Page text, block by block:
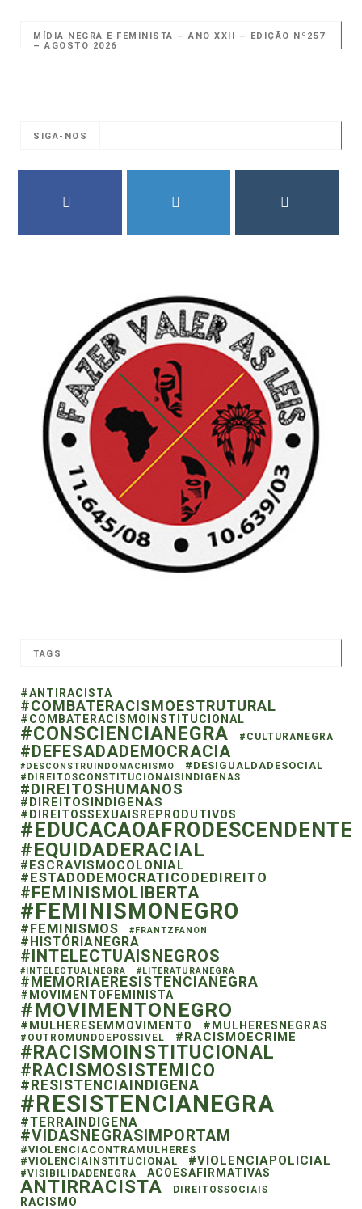
MÍDIA NEGRA E FEMINISTA – ANO XXII – EDIÇÃO Nº257
– AGOSTO 2026
SIGA-NOS
TAGS
#ANTIRACISTA
#COMBATERACISMOESTRUTURAL
#COMBATERACISMOINSTITUCIONAL
#CONSCIENCIANEGRA #CULTURANEGRA
#DEFESADADEMOCRACIA
#DESCONSTRUINDOMACHISMO #DESIGUALDADESOCIAL
#DIREITOSCONSTITUCIONAISINDIGENAS
#DIREITOSHUMANOS
#DIREITOSINDIGENAS
#DIREITOSSEXUAISREPRODUTIVOS
#EDUCACAOAFRODESCENDENTE
#EQUIDADERACIAL
#ESCRAVISMOCOLONIAL
#ESTADODEMOCRATICODEDIREITO
#FEMINISMOLIBERTA
#FEMINISMONEGRO
#FEMINISMOS #FRANTZFANON
#HISTÓRIANEGRA
#INTELECTUAISNEGROS
#INTELECTUALNEGRA #LITERATURANEGRA
#MEMORIAERESISTENCIANEGRA
#MOVIMENTOFEMINISTA
#MOVIMENTONEGRO
#MULHERESEMMOVIMENTO #MULHERESNEGRAS
#OUTROMUNDOEPOSSIVEL #RACISMOECRIME
#RACISMOINSTITUCIONAL
#RACISMOSISTEMICO
#RESISTENCIAINDIGENA
#RESISTENCIANEGRA
#TERRAINDIGENA
#VIDASNEGRASIMPORTAM
#VIOLENCIACONTRAMULHERES
#VIOLENCIAINSTITUCIONAL
#VIOLENCIAPOLICIAL
#VISIBILIDADENEGRA ACOESAFIRMATIVAS
ANTIRRACISTA DIREITOSSOCIAIS
RACISMO